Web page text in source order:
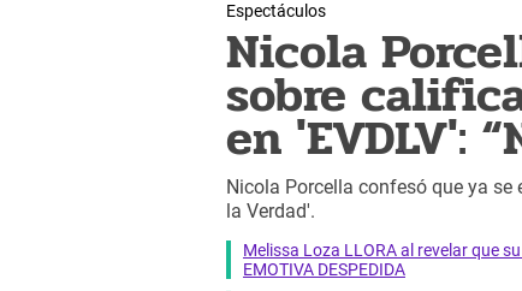
Espectáculos
Nicola
sobre
en 'EVDLV':
Nicola Porcella confesó que ya se
la Verdad'.
Melissa Loza LLORA al revelar que
EMOTIVA DESPEDIDA